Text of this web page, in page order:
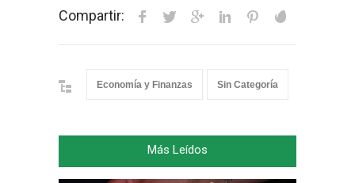
Compartir:
Economía y Finanzas Sin Categoría
Más Leídos